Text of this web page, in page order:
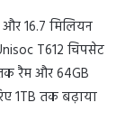
और 16.7 मिलियन
T612 चिपसेट
तक रैम और 64GB
1TB तक बढ़ाया